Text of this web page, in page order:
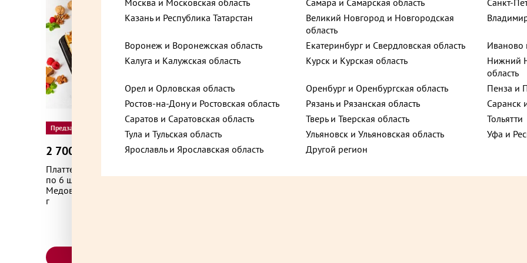
Предзаказ за 2 дня
2 700 ₽ до +81
Платтер Пирожных ассорти 4 вида
по 6 штук (Красный бархат, Медовое,
Медовая фантазия, Малиновое) 1200
г
1 650 ₽ до +49,5
с сыром и зеленью, с грибами) 750 г
с сельдью, Оливье с
Москва и Московская область Самара и Самарская область
Санкт-
Казань и Республика Татарстан
Великий Новгород и Новгородская
область
Воронеж и Воронежская область Екатеринбург и Свердловская область
Иваново
Калуга и Калужская область
Курск и Курская область
Нижний
область
Орел и Орловская область
Оренбург и Оренбургская область
Пенза и
Ростов-на-Дону и Ростовская область
Рязань и Рязанская область
Саранск
Саратов и Саратовская область
Тверь и Тверская область
Тольятти
Тула и Тульская область
Ульяновск и Ульяновская область
Уфа и
Ярославль и Ярославская область
Другой регион